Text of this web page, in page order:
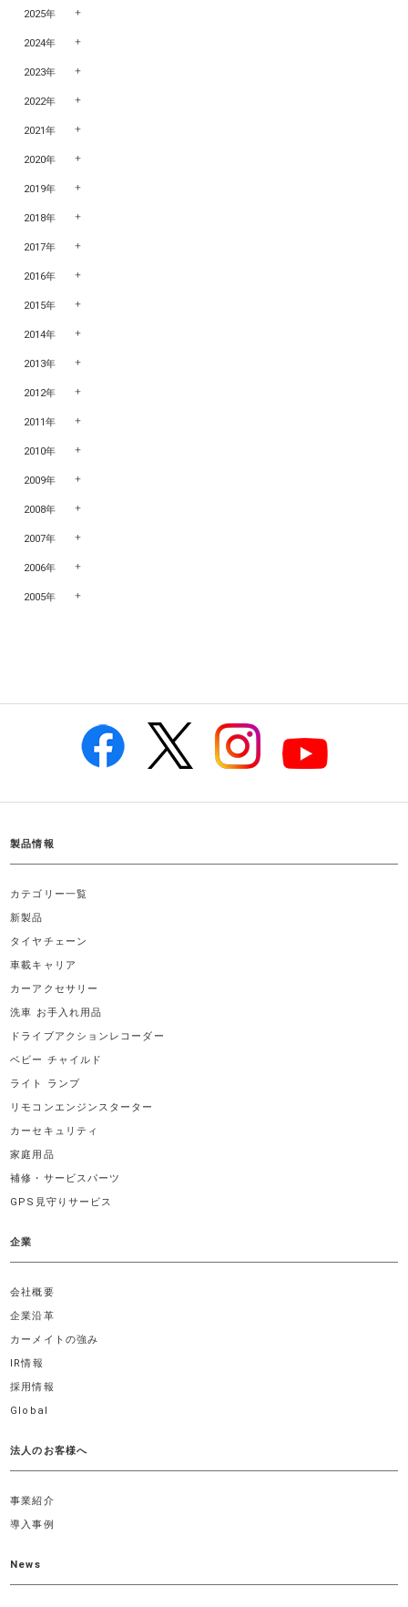
2025年
2024年
2023年
2022年
2021年
2020年
2019年
2018年
2017年
2016年
2015年
2014年
2013年
2012年
2011年
2010年
2009年
2008年
2007年
2006年
2005年
製品情報
カテゴリー一覧
新製品
タイヤチェーン
車載キャリア
カーアクセサリー
洗車 お手入れ用品
ドライブアクションレコーダー
ベビー チャイルド
ライト ランプ
リモコンエンジンスターター
カーセキュリティ
家庭用品
補修・サービスパーツ
GPS見守りサービス
企業
会社概要
企業沿革
カーメイトの強み
IR情報
採用情報
Global
法人のお客様へ
事業紹介
導入事例
News